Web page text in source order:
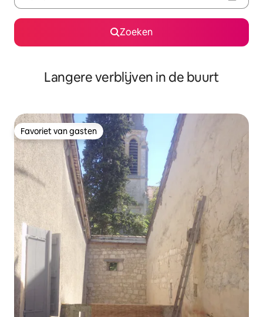
Zoeken
Langere verblijven in de buurt
Favoriet van gasten
Favoriet van gasten